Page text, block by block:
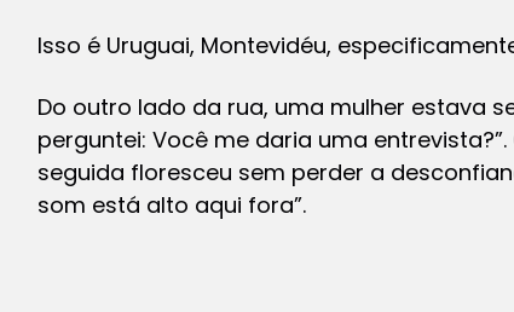
Isso é Uruguai, Montevidéu,
Do outro lado da rua, uma mulher estava
perguntei: Você me daria uma
seguida floresceu sem perder a
som está alto aqui fora”.